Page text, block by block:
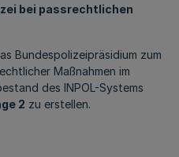
bei passrechtlichen
Bundespolizeipräsidium zum
Maßnahmen im
des INPOL-Systems
2 zu erstellen.